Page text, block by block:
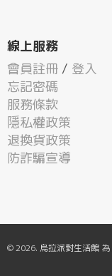
線上服務
會員註冊 / 登入
忘記密碼
服務條款
隱私權政策
退換貨政策
防詐騙宣導
© 2026. 烏拉派對生活館 為